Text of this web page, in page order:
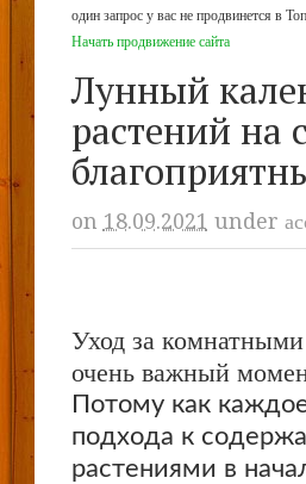
один запрос у вас не продвинется в
Начать продвижение сайта
Лунный
растений на
on 18.09.2021 under
Уход за
очень важный
Потому как
подхода к
растениями в